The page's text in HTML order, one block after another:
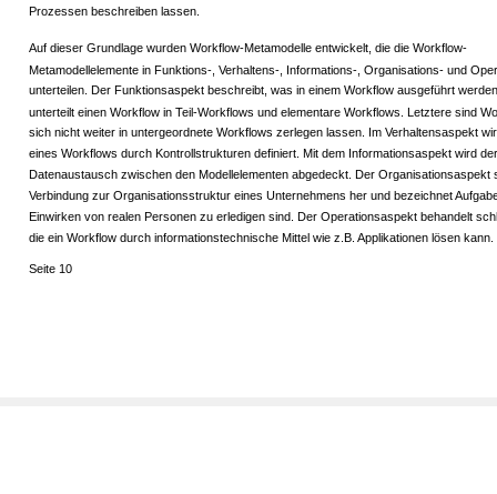
Seite 10
Prozessen beschreiben lassen.
Auf dieser Grundlage wurden Workflow-Metamodelle entwickelt, die die Workflow-
Metamodellelemente in Funktions-, Verhaltens-, Informations-, Organisations- und
unterteilen. Der Funktionsaspekt beschreibt, was in einem Workflow ausgeführt
unterteilt einen Workflow in Teil-Workflows und elementare Workflows. Letztere sind
sich nicht weiter in untergeordnete Workflows zerlegen lassen. Im Verhaltensaspekt
eines Workflows durch Kontrollstrukturen definiert. Mit dem Informationsaspekt wird
Datenaustausch zwischen den Modellelementen abgedeckt. Der Organisationsaspekt
Verbindung zur Organisationsstruktur eines Unternehmens her und bezeichnet
Einwirken von realen Personen zu erledigen sind. Der Operationsaspekt behandelt
die ein Workflow durch informationstechnische Mittel wie z.B. Applikationen lösen kann.